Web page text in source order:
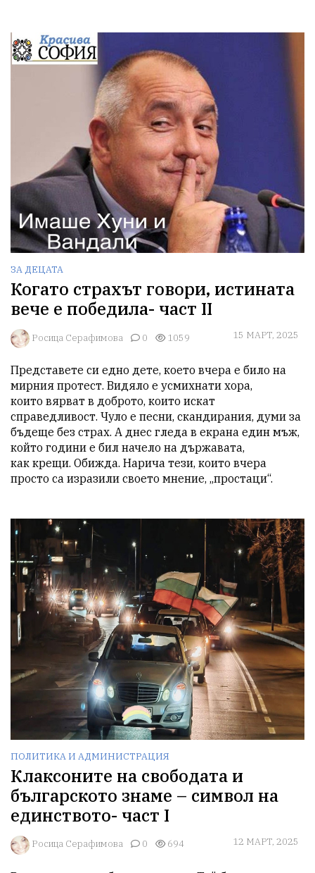
ЗА ДЕЦАТА
Когато страхът говори, истината
вече е победила- част II
Росица Серафимова 0 1059 15 МАРТ, 2025
Представете си едно дете, което вчера е било на
мирния протест. Видяло е усмихнати хора,
които вярват в доброто, които искат
справедливост. Чуло е песни, скандирания, думи за
бъдеще без страх. А днес гледа в екрана един мъж,
който години е бил начело на държавата,
как крещи. Обижда. Нарича тези, които вчера
просто са изразили своето мнение, „простаци“.
ПОЛИТИКА И АДМИНИСТРАЦИЯ
Клаксоните на свободата и
българското знаме – символ на
единството- част I
Росица Серафимова 0 694 12 МАРТ, 2025